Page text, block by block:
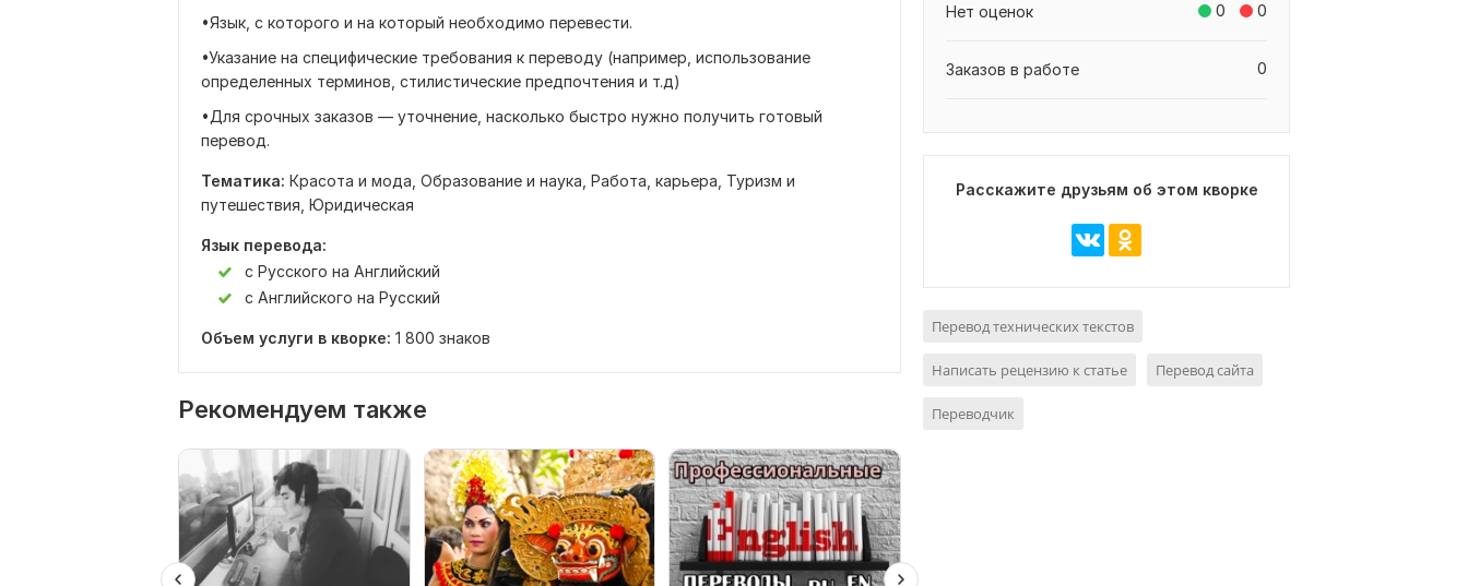
•Язык, с которого и на который необходимо перевести.
•Указание на специфические требования к переводу (например, использование
определенных терминов, стилистические предпочтения и т.д)
•Для срочных заказов — уточнение, насколько быстро нужно получить готовый
перевод.
Тематика: Красота и мода, Образование и наука, Работа, карьера, Туризм и
путешествия, Юридическая
Язык перевода:
с Русского на Английский
с Английского на Русский
Объем услуги в кворке: 1 800 знаков
Рекомендуем также
0 0
Нет оценок
0
Заказов в работе
Расскажите друзьям об этом кворке
Перевод технических текстов
Написать рецензию к статье Перевод сайта
Переводчик